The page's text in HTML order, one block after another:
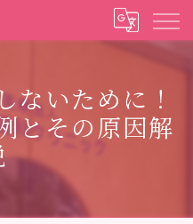
ないために！
とその原因解